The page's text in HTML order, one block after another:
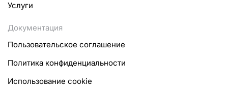
Услуги
Документация
Пользовательское соглашение
Политика конфиденциальности
Использование cookie